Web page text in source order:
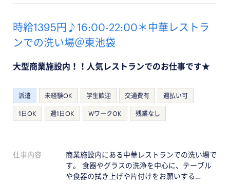
時給1395円♪16:00-22:00＊中華レストラ
ンでの洗い場＠東池袋
大型商業施設内！！人気レストランでのお仕事です★
派遣 未経験OK 学生歓迎 交通費有 週払い可
1日OK 週1日OK WワークOK 残業なし
仕事内容
商業施設内にある中華レストランでの洗い場で
す。 食器やグラスの洗浄を中心に、テーブル
や食器の拭き上げや片付けをお願いする…